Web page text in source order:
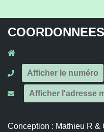
Afficher le numéro
Afficher l'adresse
Conception : Mathieu R &